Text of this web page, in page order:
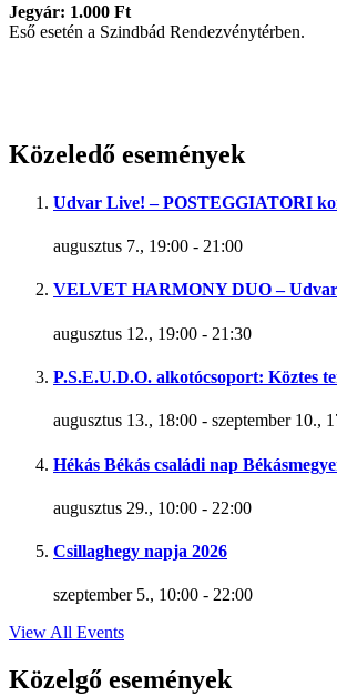
Jegyár: 1.000 Ft
Eső esetén a Szindbád Rendezvénytérben.
Közeledő események
Udvar Live! – POSTEGGIATORI
augusztus 7., 19:00 - 21:00
VELVET HARMONY DUO –
augusztus 12., 19:00 - 21:30
P.S.E.U.D.O. alkotócsoport: Köztes
augusztus 13., 18:00 - szeptember 10.,
Hékás Békás családi nap
augusztus 29., 10:00 - 22:00
Csillaghegy napja 2026
szeptember 5., 10:00 - 22:00
View All Events
Közelgő események